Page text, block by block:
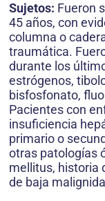
Sujetos: Fueron
45 años, con
columna o
traumática.
durante los
estrógenos,
bisfosfonato,
Pacientes con
insuficiencia
primario o
otras patologías
mellitus, historia
de baja